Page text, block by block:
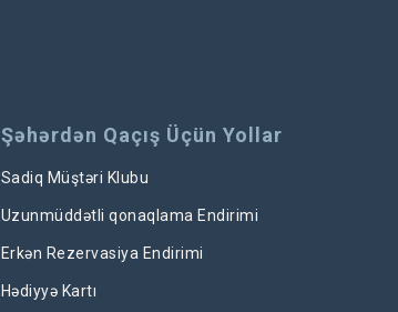
Şəhərdən Qaçış Üçün Yollar
Sadiq Müştəri Klubu
Uzunmüddətli qonaqlama Endirimi
Erkən Rezervasiya Endirimi
Hədiyyə Kartı